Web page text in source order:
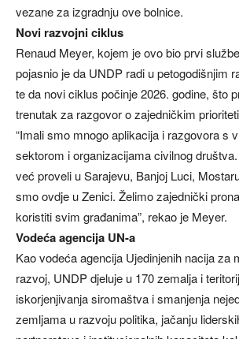
vezane za izgradnju ove bolnice.
Novi razvojni ciklus
Renaud Meyer, kojem je ovo bio prvi
pojasnio je da UNDP radi u petogodišnjim
te da novi ciklus počinje 2026. godine, što
trenutak za razgovor o zajedničkim
“Imali smo mnogo aplikacija i razgovora s
sektorom i organizacijama civilnog
već proveli u Sarajevu, Banjoj Luci,
smo ovdje u Zenici. Želimo zajednički
koristiti svim građanima”, rekao je Meyer.
Vodeća agencija UN-a
Kao vodeća agencija Ujedinjenih nacija za
razvoj, UNDP djeluje u 170 zemalja i
iskorjenjivanja siromaštva i smanjenja
zemljama u razvoju politika, jačanju